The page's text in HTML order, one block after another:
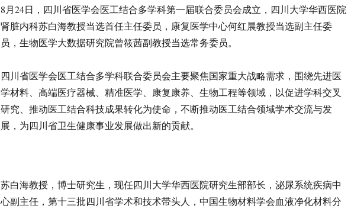
8月24日，四川省医学会医工结合多学科第一届联合委员会成立，四川大学华西医院
肾脏内科苏白海教授当选首任主任委员，康复医学中心何红晨教授当选副主任委
员，生物医学大数据研究院曾筱茜副教授当选常务委员。
四川省医学会医工结合多学科联合委员会主要聚焦国家重大战略需求，围绕先进医
学材料、高端医疗器械、精准医学、康复康养、生物工程等领域，以促进学科交叉
研究、推动医工结合科技成果转化为使命，不断推动医工结合领域学术交流与发
展，为四川省卫生健康事业发展做出新的贡献。
苏白海教授，博士研究生，现任四川大学华西医院研究生部部长，泌尿系统疾病中
心副主任，第十三批四川省学术和技术带头人，中国生物材料学会血液净化材料分